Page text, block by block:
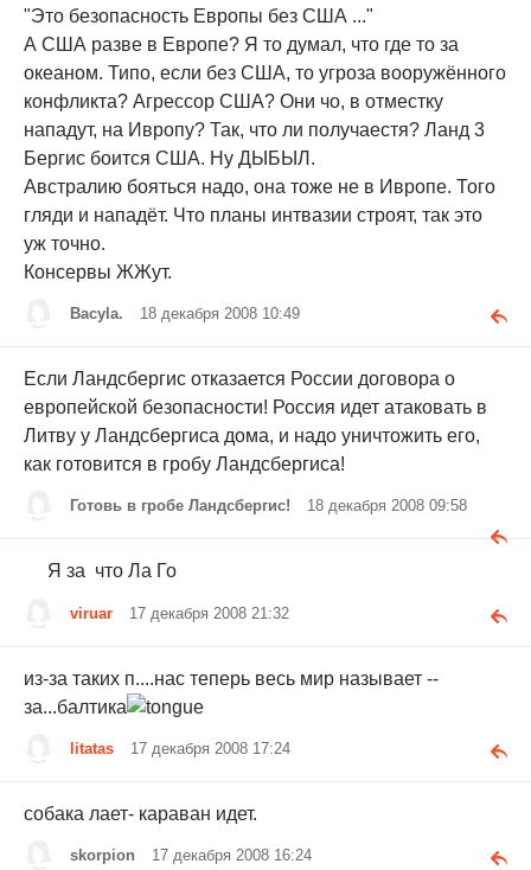
"Это безопасность Европы без США ..."
А США разве в Европе? Я то думал, что где то за
океаном. Типо, если без США, то угроза вооружённого
конфликта? Агрессор США? Они чо, в отместку
нападут, на Ивропу? Так, что ли получаестя? Ланд 3
Бергис боится США. Ну ДЫБЫЛ.
Австралию бояться надо, она тоже не в Ивропе. Того
гляди и нападёт. Что планы интвазии строят, так это
уж точно.
Консервы ЖЖут.
Bacyla. 18 декабря 2008 10:49
Если Ландсбергис отказается России договора о
европейской безопасности! Россия идет атаковать в
Литву у Ландсбергиса дома, и надо уничтожить его,
как готовится в гробу Ландсбергиса!
Готовь в гробе Ландсбергис! 18 декабря 2008 09:58
Я за что Ла Го
viruar 17 декабря 2008 21:32
из-за таких п....нас теперь весь мир называет --
за...балтика
litatas 17 декабря 2008 17:24
собака лает- караван идет.
skorpion 17 декабря 2008 16:24